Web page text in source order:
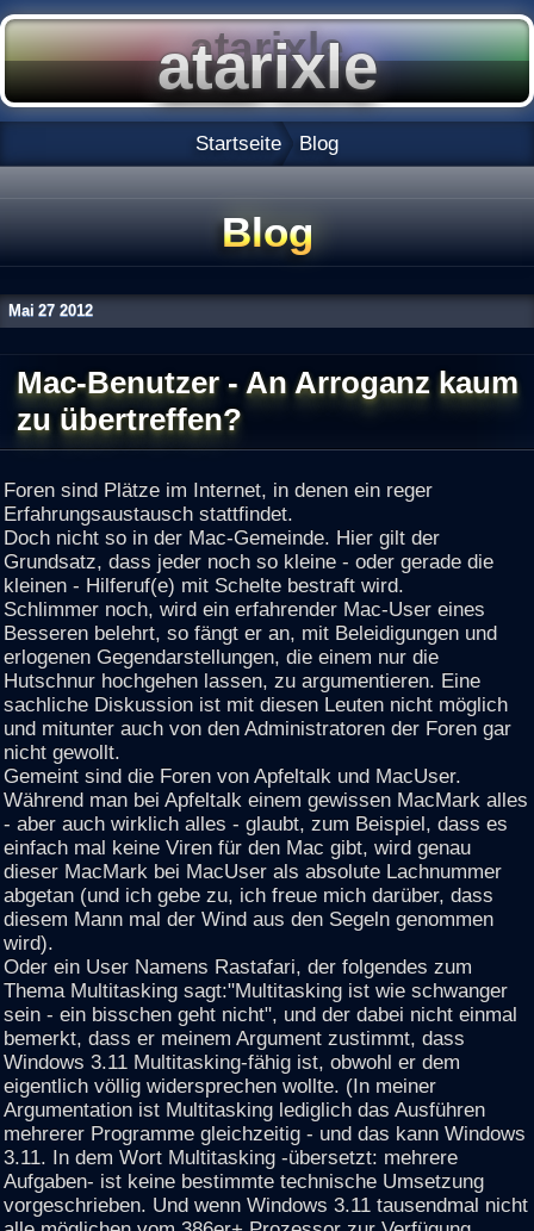
Startseite Blog
Blog
Mai 27 2012
Mac-Benutzer - An Arroganz kaum
zu übertreffen?
Foren sind Plätze im Internet, in denen ein reger
Erfahrungsaustausch stattfindet.
Doch nicht so in der Mac-Gemeinde. Hier gilt der
Grundsatz, dass jeder noch so kleine - oder gerade die
kleinen - Hilferuf(e) mit Schelte bestraft wird.
Schlimmer noch, wird ein erfahrender Mac-User eines
Besseren belehrt, so fängt er an, mit Beleidigungen und
erlogenen Gegendarstellungen, die einem nur die
Hutschnur hochgehen lassen, zu argumentieren. Eine
sachliche Diskussion ist mit diesen Leuten nicht möglich
und mitunter auch von den Administratoren der Foren gar
nicht gewollt.
Gemeint sind die Foren von Apfeltalk und MacUser.
Während man bei Apfeltalk einem gewissen MacMark alles
- aber auch wirklich alles - glaubt, zum Beispiel, dass es
einfach mal keine Viren für den Mac gibt, wird genau
dieser MacMark bei MacUser als absolute Lachnummer
abgetan (und ich gebe zu, ich freue mich darüber, dass
diesem Mann mal der Wind aus den Segeln genommen
wird).
Oder ein User Namens Rastafari, der folgendes zum
Thema Multitasking sagt:"Multitasking ist wie schwanger
sein - ein bisschen geht nicht", und der dabei nicht einmal
bemerkt, dass er meinem Argument zustimmt, dass
Windows 3.11 Multitasking-fähig ist, obwohl er dem
eigentlich völlig widersprechen wollte. (In meiner
Argumentation ist Multitasking lediglich das Ausführen
mehrerer Programme gleichzeitig - und das kann Windows
3.11. In dem Wort Multitasking -übersetzt: mehrere
Aufgaben- ist keine bestimmte technische Umsetzung
vorgeschrieben. Und wenn Windows 3.11 tausendmal nicht